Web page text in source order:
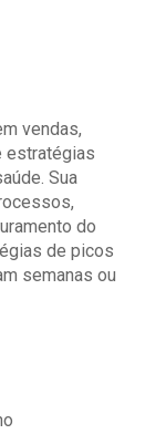
vendas,
estratégias
Sua
do
de picos
semanas ou